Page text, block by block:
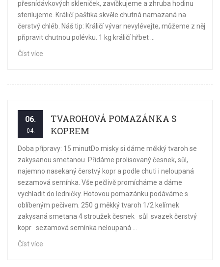
přesnídávkových skleniček, zavíčkujeme a zhruba hodinu
sterilujeme. Králičí paštika skvěle chutná namazaná na
čerstvý chléb. Náš tip: Králičí vývar nevylévejte, můžeme z něj
připravit chutnou polévku. 1 kg králičí hřbet ...
Číst více
06.
04.
TVAROHOVÁ POMAZÁNKA S
KOPREM
Doba přípravy: 15 minutDo misky si dáme měkký tvaroh se
zakysanou smetanou. Přidáme prolisovaný česnek, sůl,
najemno nasekaný čerstvý kopr a podle chuti i neloupaná
sezamová semínka. Vše pečlivě promícháme a dáme
vychladit do ledničky. Hotovou pomazánku podáváme s
oblíbeným pečivem. 250 g měkký tvaroh 1/2 kelímek
zakysaná smetana 4 stroužek česnek sůl svazek čerstvý
kopr sezamová semínka neloupaná ...
Číst více